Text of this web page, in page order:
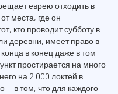
еврею отходить в
места, где он
кто проводит субботу в
деревни, имеет право в
в конец даже в том
простирается на много
на 2 000 локтей в
— в том, что для каждого